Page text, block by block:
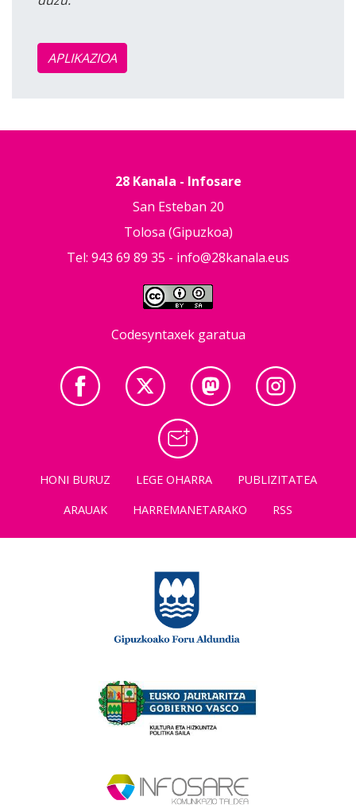
APLIKAZIOA
28 Kanala - Infosare
San Esteban 20
Tolosa (Gipuzkoa)
Tel: 943 69 89 35 - info@28kanala.eus
Codesyntaxek garatua
HONI BURUZ LEGE OHARRA
PUBLIZITATEA
ARAUAK
HARREMANETARAKO RSS